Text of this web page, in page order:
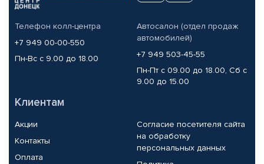
Телефон колл-центра
+7 949 00-00-550
Пн-Вс с 9.00 до 18.00
Автосалон (отдел продаж
автомобилей)
+7 949 503-45-55
Пн-Пт с 09.00 до 18.00, Сб с
9.00 до 15.00
Клиентам
Акции
Контакты
Оплата
Согласие посетителя сайта
на обработку
персональных данных